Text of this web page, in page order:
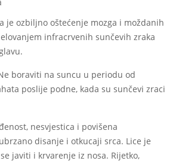
je ozbiljno oštećenje mozga i moždanih
infracrvenih sunčevih zraka
boraviti na suncu u periodu od
poslije podne, kada su sunčevi zraci
nesvjestica i povišena
disanje i otkucaji srca. Lice je
javiti i krvarenje iz nosa. Rijetko,